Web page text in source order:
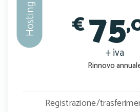
Hosting €75
+ iva
Rinnovo
Registrazione/